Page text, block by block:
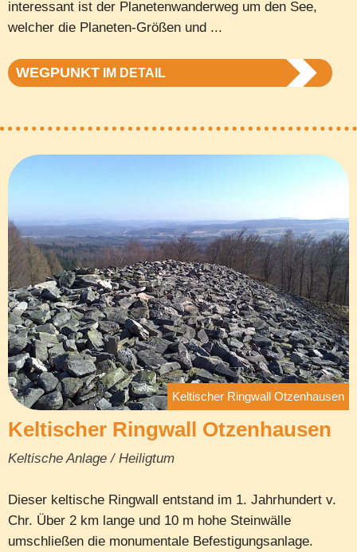
interessant ist der Planetenwanderweg um den See,
welcher die Planeten-Größen und ...
WEGPUNKT IM DETAIL
Keltischer Ringwall Otzenhausen
Keltischer Ringwall Otzenhausen
Keltische Anlage / Heiligtum
Dieser keltische Ringwall entstand im 1. Jahrhundert v.
Chr. Über 2 km lange und 10 m hohe Steinwälle
umschließen die monumentale Befestigungsanlage.